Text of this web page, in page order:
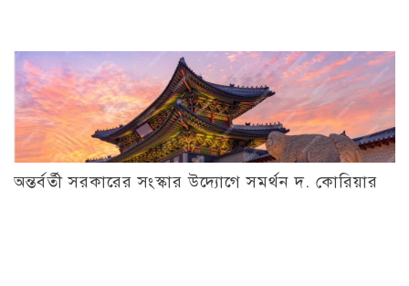
অন্তর্বর্তী সরকারের সংস্কার উদ্যোগে সমর্থন দ. কোরিয়ার